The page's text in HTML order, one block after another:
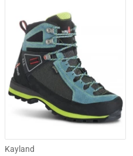
Kayland